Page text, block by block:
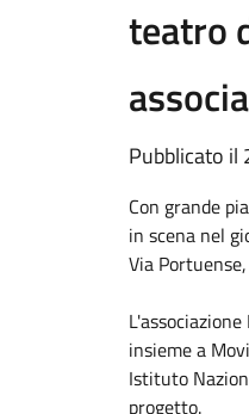
teatro
Pubblicato il
Con grande
in scena nel
Via
L'associazione
insieme a
Istituto
progetto.